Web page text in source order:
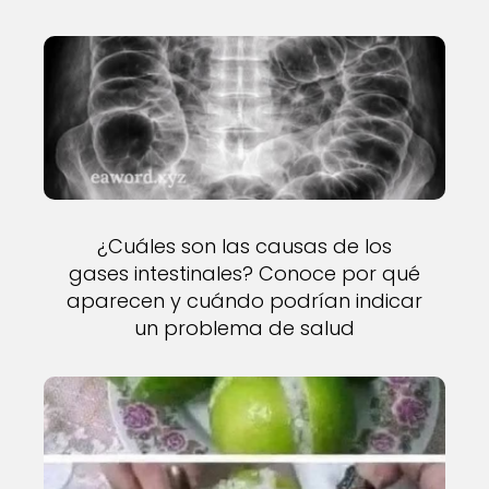
¿Cuáles son las causas de los
gases intestinales? Conoce por qué
aparecen y cuándo podrían indicar
un problema de salud